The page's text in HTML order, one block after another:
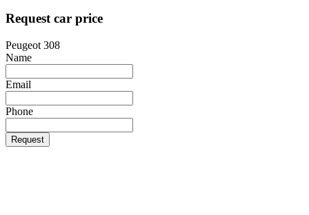
Request car price
Peugeot 308
Name
Email
Phone
Request